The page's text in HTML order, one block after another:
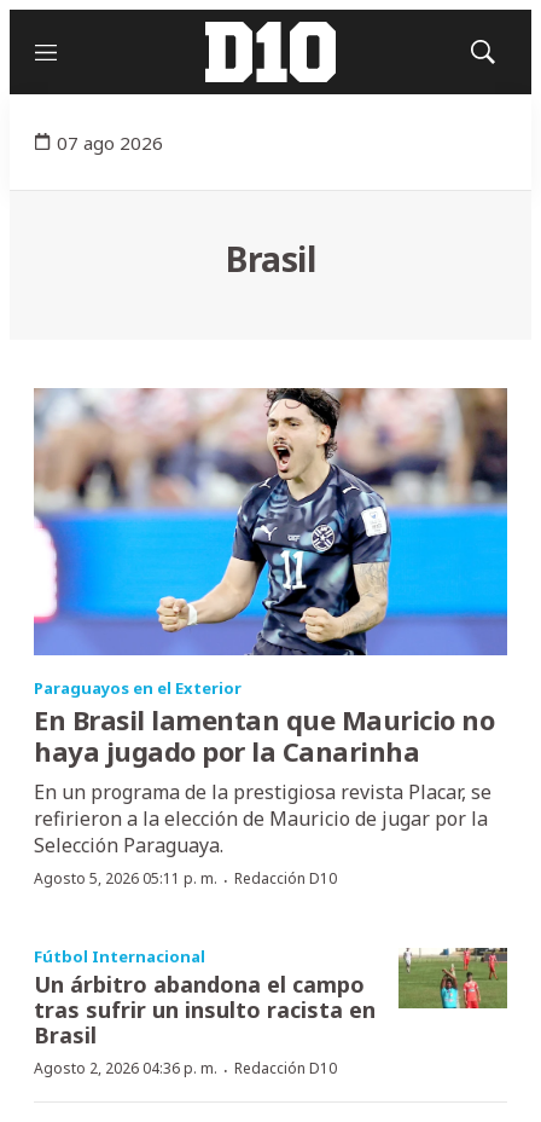
Menú
Mostrar
07 ago 2026
Brasil
Paraguayos en el Exterior
En Brasil lamentan que Mauricio no
haya jugado por la Canarinha
En un programa de la prestigiosa revista Placar, se
refirieron a la elección de Mauricio de jugar por la
Selección Paraguaya.
Agosto 5, 2026 05:11 p. m. · Redacción D10
Fútbol Internacional
Un árbitro abandona el campo
tras sufrir un insulto racista en
Brasil
Agosto 2, 2026 04:36 p. m. · Redacción D10